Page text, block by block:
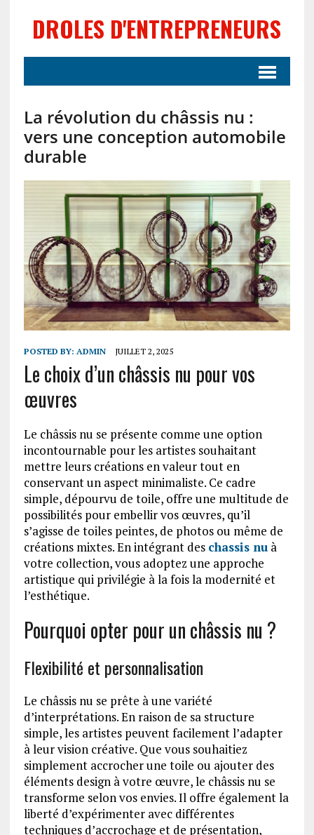
DROLES D'ENTREPRENEURS
La révolution du châssis nu :
vers une conception automobile
durable
POSTED BY: ADMIN JUILLET 2, 2025
Le choix d’un châssis nu pour vos
œuvres
Le châssis nu se présente comme une option
incontournable pour les artistes souhaitant
mettre leurs créations en valeur tout en
conservant un aspect minimaliste. Ce cadre
simple, dépourvu de toile, offre une multitude de
possibilités pour embellir vos œuvres, qu’il
s’agisse de toiles peintes, de photos ou même de
créations mixtes. En intégrant des chassis nuà
votre collection, vous adoptez une approche
artistique qui privilégie à la fois la modernité et
l’esthétique.
Pourquoi opter pour un châssis nu ?
Flexibilité et personnalisation
Le châssis nu se prête à une variété
d’interprétations. En raison de sa structure
simple, les artistes peuvent facilement l’adapter
à leur vision créative. Que vous souhaitiez
simplement accrocher une toile ou ajouter des
éléments design à votre œuvre, le châssis nu se
transforme selon vos envies. Il offre également la
liberté d’expérimenter avec différentes
techniques d’accrochage et de présentation,